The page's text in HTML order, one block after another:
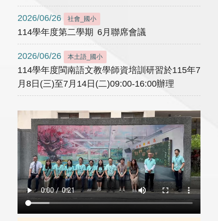
2026/06/26 社會_國小
114學年度第二學期 6月聯席會議
2026/06/26 本土語_國小
114學年度閩南語文教學師資培訓研習於115年7
月8日(三)至7月14日(二)09:00-16:00辦理